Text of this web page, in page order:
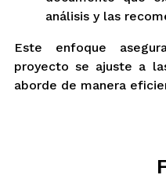
análisis y las
Este enfoque
proyecto se ajuste a
aborde de manera